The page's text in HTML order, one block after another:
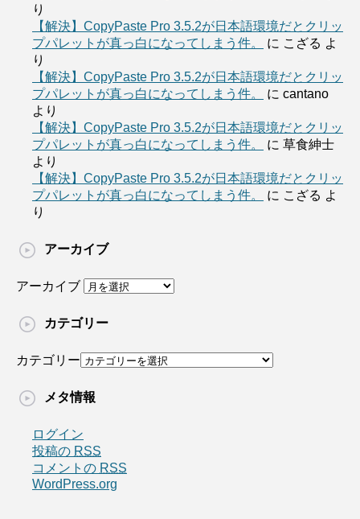
り
【解決】CopyPaste Pro 3.5.2が日本語環境だとクリッ
プパレットが真っ白になってしまう件。
に こざる よ
り
【解決】CopyPaste Pro 3.5.2が日本語環境だとクリッ
プパレットが真っ白になってしまう件。
に cantano
より
【解決】CopyPaste Pro 3.5.2が日本語環境だとクリッ
プパレットが真っ白になってしまう件。
に 草食紳士
より
【解決】CopyPaste Pro 3.5.2が日本語環境だとクリッ
プパレットが真っ白になってしまう件。
に こざる よ
り
アーカイブ
アーカイブ
カテゴリー
カテゴリー
メタ情報
ログイン
投稿の RSS
コメントの RSS
WordPress.org